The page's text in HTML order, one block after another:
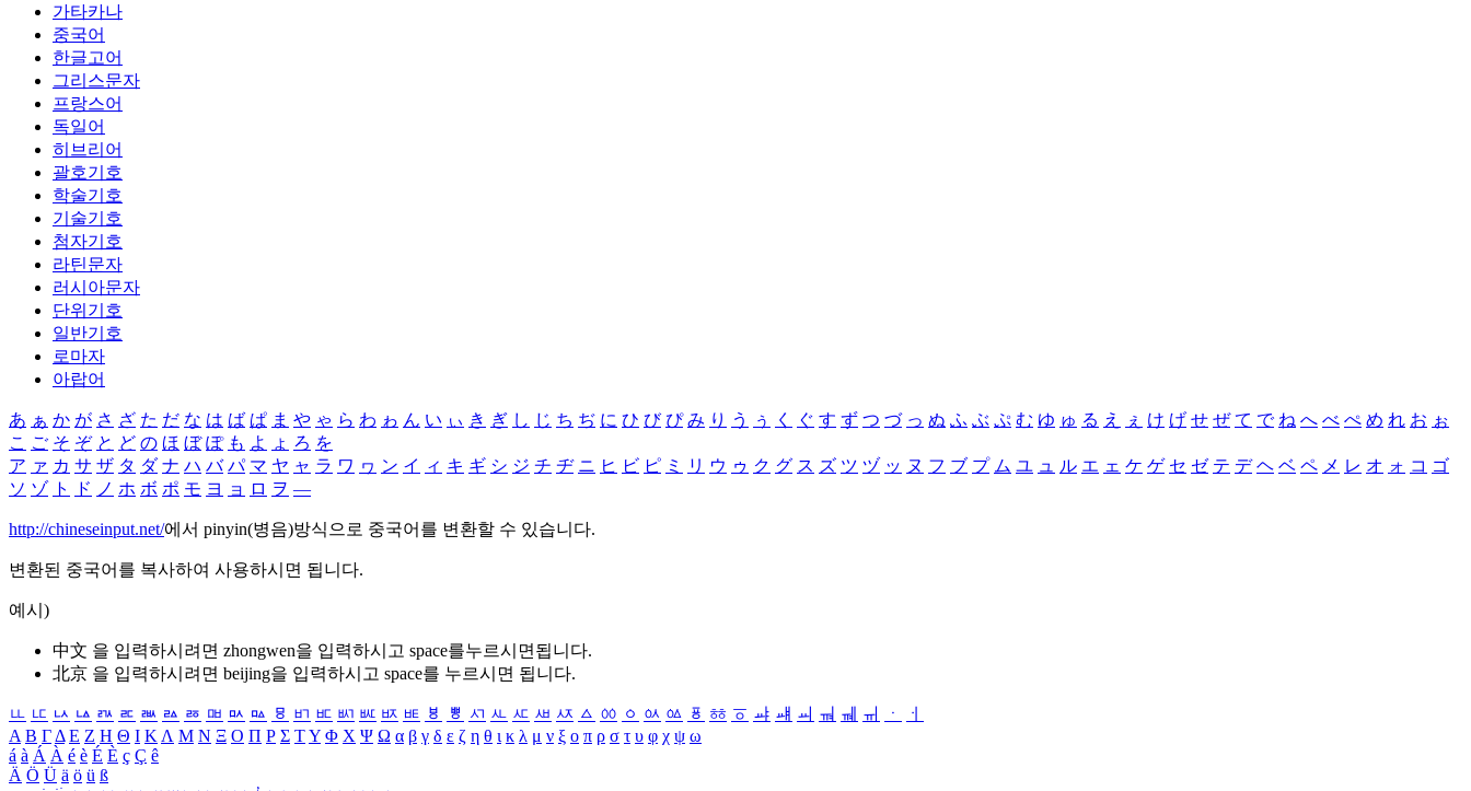
가타카나
중국어
한글고어
그리스문자
프랑스어
독일어
히브리어
괄호기호
학술기호
기술기호
첨자기호
라틴문자
러시아문자
단위기호
일반기호
로마자
아랍어
あ ぁ か が さ ざ た だ な は ば ぱ ま や ゃ ら わ ゎ ん い ぃ き ぎ し じ ち ぢ に ひ び ぴ み り う ぅ く ぐ す ず つ づ っ ぬ ふ ぶ ぷ む ゆ ゅ る え ぇ け げ せ ぜ て で ね へ べ ぺ め れ お ぉ
こ ご そ ぞ と ど の ほ ぼ ぽ も よ ょ ろ を
ア ァ カ サ ザ タ ダ ナ ハ バ パ マ ヤ ャ ラ ワ ヮ ン イ ィ キ ギ シ ジ チ ヂ ニ ヒ ビ ピ ミ リ ウ ゥ ク グ ス ズ ツ ヅ ッ ヌ フ ブ プ ム ユ ュ ル エ ェ ケ ゲ セ ゼ テ デ ヘ ベ ペ メ レ オ ォ コ ゴ
ソ ゾ ト ド ノ ホ ボ ポ モ ヨ ョ ロ ヲ ―
http://chineseinput.net/에서 pinyin(병음)방식으로 중국어를 변환할 수 있습니다.
변환된 중국어를 복사하여 사용하시면 됩니다.
예시)
中文 을 입력하시려면 zhongwen을 입력하시고 space를누르시면됩니다.
北京 을 입력하시려면 beijing을 입력하시고 space를 누르시면 됩니다.
ㅥ ㅦ ㅧ ㅨ ㅩ ㅪ ㅫ ㅬ ㅭ ㅮ ㅯ ㅰ ㅱ ㅲ ㅳ ㅴ ㅵ ㅶ ㅷ ㅸ ㅹ ㅺ ㅻ ㅼ ㅽ ㅾ ㅿ ㆀ ㆁ ㆂ ㆃ ㆄ ㆅ ㆆ ㆇ ㆈ ㆉ ㆊ ㆋ ㆌ ㆍ
ㆎ
Α Β ΓΔ Ε Ζ Η Θ Ι ΚΛ Μ Ν Ξ Ο Π Ρ Σ ΤΥ Φ Χ Ψ Ω α β γ δ ε ζ η θ ι κ λ μ ν ξ ο π ρ σ τ υ φ χ ψ ω
á à Á À é è É È ç Ç ê
Ä Ö Ü ä ö ü ß